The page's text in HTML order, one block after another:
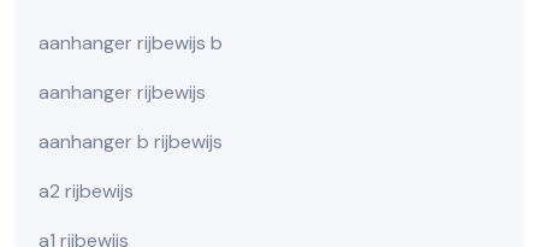
aanhanger rijbewijs b
aanhanger rijbewijs
aanhanger b rijbewijs
a2 rijbewijs
a1 rijbewijs